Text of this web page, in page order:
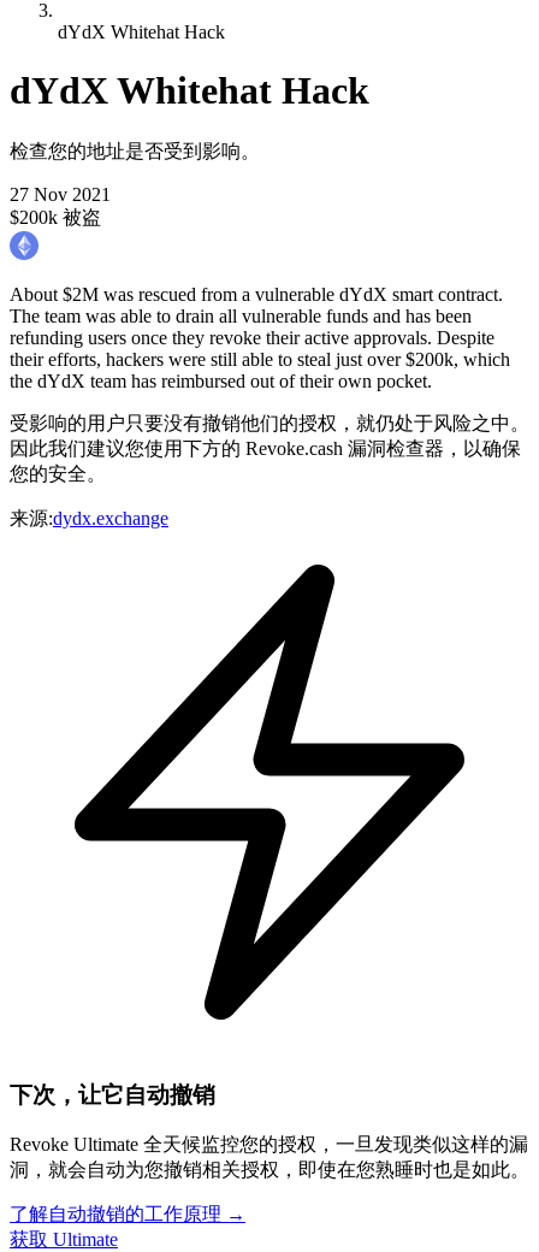
dYdX Whitehat Hack
dYdX Whitehat Hack
检查您的地址是否受到影响。
27 Nov 2021
$200k 被盗
About $2M was rescued from a vulnerable dYdX smart contract.
The team was able to drain all vulnerable funds and has been
refunding users once they revoke their active approvals. Despite
their efforts, hackers were still able to steal just over $200k, which
the dYdX team has reimbursed out of their own pocket.
受影响的用户只要没有撤销他们的授权，就仍处于风险之中。
因此我们建议您使用下方的 Revoke.cash 漏洞检查器，以确保
您的安全。
来源:dydx.exchange
下次，让它自动撤销
Revoke Ultimate 全天候监控您的授权，一旦发现类似这样的漏
洞，就会自动为您撤销相关授权，即使在您熟睡时也是如此。
了解自动撤销的工作原理 →
获取 Ultimate